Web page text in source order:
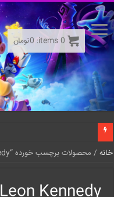
خانه / محصولات برچسب خورده “Leon Kennedy”
Leon Kennedy
0
items:
0تومان